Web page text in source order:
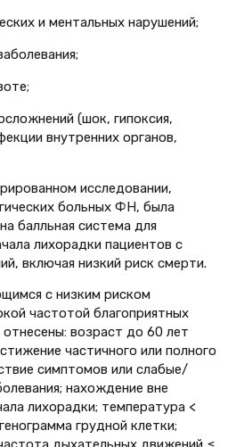
и ментальных нарушений;
(шок, гипоксия,
внутренних органов,
исследовании,
больных ФН, была
балльная система для
лихорадки пациентов с
включая низкий риск смерти.
с низким риском
частотой благоприятных
возраст до 60 лет
частичного или полного
симптомов или слабые/
нахождение вне
лихорадки; температура <
грудной клетки;